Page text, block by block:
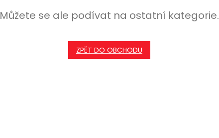
Můžete se ale podívat na ostatní kategorie.
ZPĚT DO OBCHODU